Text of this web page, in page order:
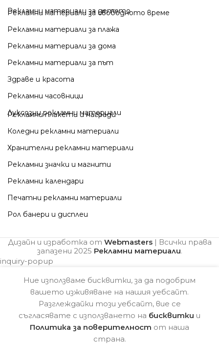
Рекламни материали за детето
Рекламни материали за свободното време
Рекламни материали за плажа
Рекламни материали за дома
Рекламни материали за път
Здраве и красота
Рекламни часовници
Луксозни рекламни материали
Рекламни плакети и награди
Коледни рекламни материали
Хранителни рекламни материали
Рекламни значки и магнити
Рекламни календари
Печатни рекламни материали
Рол банери и дисплеи
Дизайн и изработка от Webmasters| Всички права
запазени 2025 Рекламни материали.
inquiry-popup
Ние използваме бисквитки, за да подобрим
вашето изживяване на нашия уебсайт.
Разглеждайки този уебсайт, вие се
съгласявате с използването на бисквитки и
Политика за поверителност от наша
страна.